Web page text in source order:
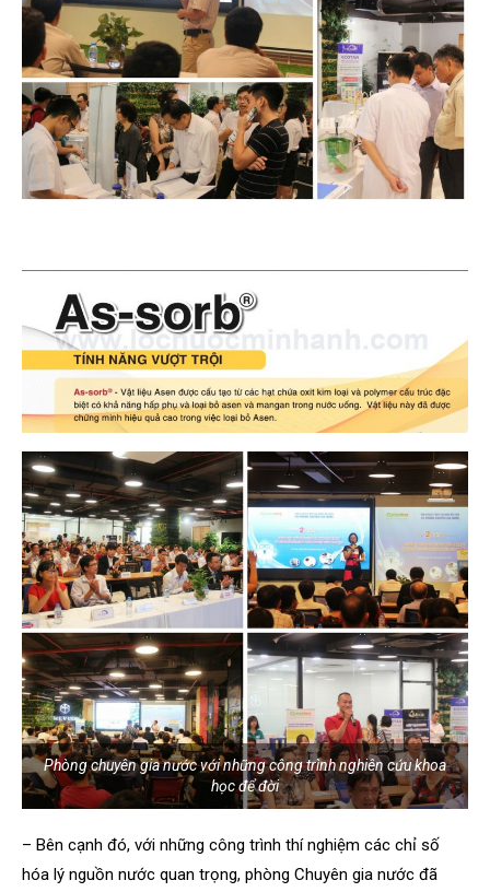
Phòng chuyên gia nước với những công trình nghiên cứu khoa
học để đời
– Bên cạnh đó, với những công trình thí nghiệm các chỉ số
hóa lý nguồn nước quan trọng, phòng Chuyên gia nước đã